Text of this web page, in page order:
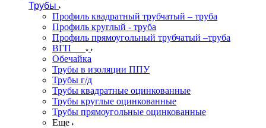
Трубы
Профиль квадратный трубчатый – труба
Профиль круглый - труба
Профиль прямоугольный трубчатый –труба
ВГП
Обечайка
Трубы в изоляции ППУ
Трубы г/д
Трубы квадратные оцинкованные
Трубы круглые оцинкованные
Трубы прямоугольные оцинкованные
Еще